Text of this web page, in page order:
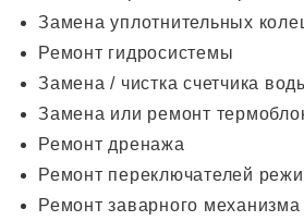
Замена уплотнительных
Ремонт гидросистемы
Замена / чистка счетчика
Замена или ремонт
Ремонт дренажа
Ремонт переключателей
Ремонт заварного механизма